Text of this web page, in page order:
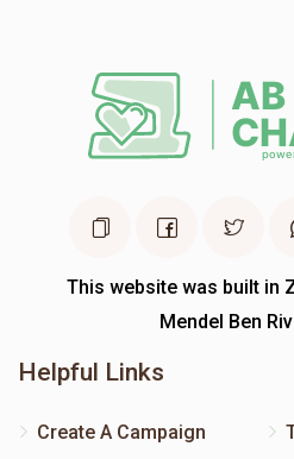
This website was built in
Mendel Ben
Helpful Links
Create A Campaign